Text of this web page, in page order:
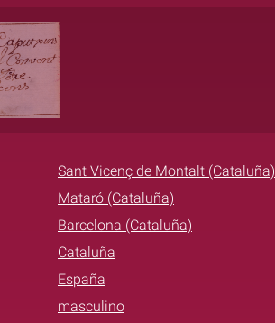
Sant Vicenç de Montalt (Cataluña)
Mataró (Cataluña)
Barcelona (Cataluña)
Cataluña
España
masculino